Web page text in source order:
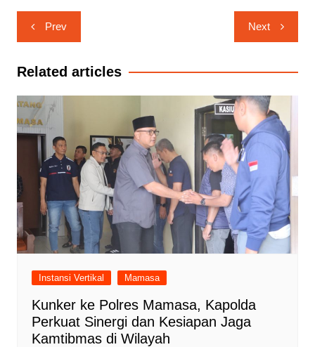
Navigasi
pos
Prev Next
Related articles
Instansi Vertikal Mamasa
Kunker ke Polres Mamasa, Kapolda
Perkuat Sinergi dan Kesiapan Jaga
Kamtibmas di Wilayah